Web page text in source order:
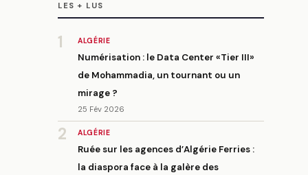
LES + LUS
1 ALGÉRIE
Numérisation : le Data Center «Tier III»
de Mohammadia, un tournant ou un
mirage ?
25 Fév 2026
2 ALGÉRIE
Ruée sur les agences d’Algérie Ferries :
la diaspora face à la galère des